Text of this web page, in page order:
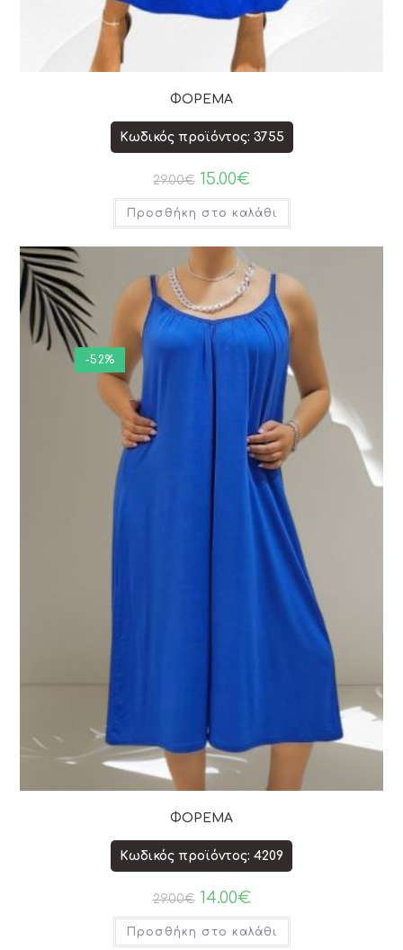
ΦΟΡΕΜΑ
Κωδικός προϊόντος: 3755
29.00€ 15.00€
Προσθήκη στο καλάθι
-52%
ΦΟΡΕΜΑ
Κωδικός προϊόντος: 4209
29.00€ 14.00€
Προσθήκη στο καλάθι